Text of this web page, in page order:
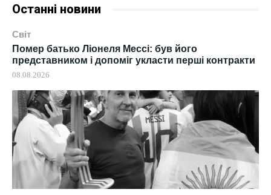
Останні новини
Світ
Помер батько Ліонеля Мессі: був його
представником і допоміг укласти перші контракти
08.08.2026